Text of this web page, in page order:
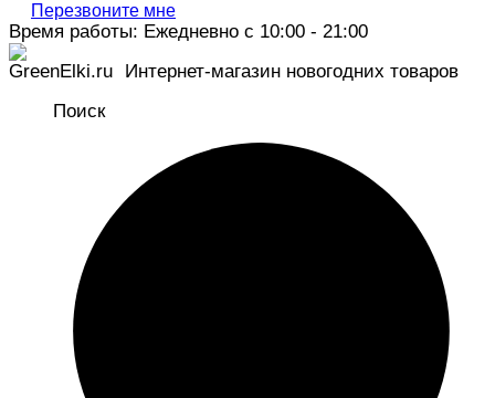
Перезвоните мне
Время работы: Ежедневно с 10:00 - 21:00
Интернет-магазин новогодних товаров
Поиск